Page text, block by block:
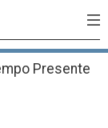
Presente